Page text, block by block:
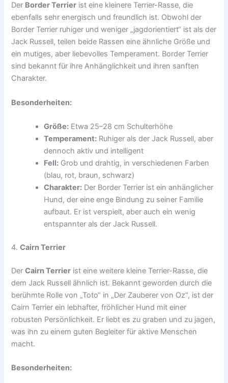
Der Border Terrier ist eine kleinere Terrier-Rasse, die
ebenfalls sehr energisch und freundlich ist. Obwohl der
Border Terrier ruhiger und weniger „jagdorientiert“ ist als der
Jack Russell, teilen beide Rassen eine ähnliche Größe und
ein mutiges, aber liebevolles Temperament. Border Terrier
sind bekannt für ihre Anhänglichkeit und ihren sanften
Charakter.
Besonderheiten:
Größe: Etwa 25–28 cm Schulterhöhe
Temperament: Ruhiger als der Jack Russell, aber
dennoch aktiv und intelligent
Fell: Grob und drahtig, in verschiedenen Farben
(blau, rot, braun, schwarz)
Charakter: Der Border Terrier ist ein anhänglicher
Hund, der eine enge Bindung zu seiner Familie
aufbaut. Er ist verspielt, aber auch ein wenig
entspannter als der Jack Russell.
4.Cairn Terrier
DerCairn Terrier ist eine weitere kleine Terrier-Rasse, die
dem Jack Russell ähnlich ist. Bekannt geworden durch die
berühmte Rolle von „Toto“ in „Der Zauberer von Oz“, ist der
Cairn Terrier ein lebhafter, fröhlicher Hund mit einer
robusten Persönlichkeit. Er liebt es zu graben und zu jagen,
was ihn zu einem guten Begleiter für aktive Menschen
macht.
Besonderheiten: